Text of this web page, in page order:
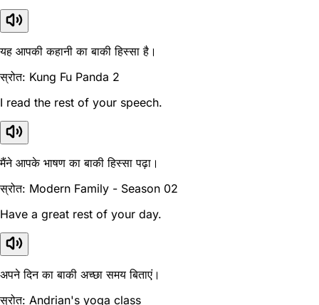
यह आपकी कहानी का बाकी हिस्सा है।
स्रोत: Kung Fu Panda 2
I read the rest of your speech.
मैंने आपके भाषण का बाकी हिस्सा पढ़ा।
स्रोत: Modern Family - Season 02
Have a great rest of your day.
अपने दिन का बाकी अच्छा समय बिताएं।
स्रोत: Andrian's yoga class